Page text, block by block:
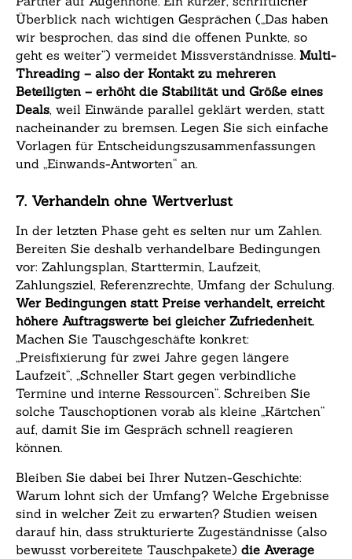
Überblick nach wichtigen Gesprächen („Das haben
wir besprochen, das sind die offenen Punkte, so
geht es weiter“) vermeidet Missverständnisse. Multi-
Threading – also der Kontakt zu mehreren
Beteiligten – erhöht die Stabilität und Größe eines
Deals, weil Einwände parallel geklärt werden, statt
nacheinander zu bremsen. Legen Sie sich einfache
Vorlagen für Entscheidungszusammenfassungen
und „Einwands-Antworten“ an.
7. Verhandeln ohne Wertverlust
In der letzten Phase geht es selten nur um Zahlen.
Bereiten Sie deshalb verhandelbare Bedingungen
vor: Zahlungsplan, Starttermin, Laufzeit,
Zahlungsziel, Referenzrechte, Umfang der Schulung.
Wer Bedingungen statt Preise verhandelt, erreicht
höhere Auftragswerte bei gleicher Zufriedenheit.
Machen Sie Tauschgeschäfte konkret:
„Preisfixierung für zwei Jahre gegen längere
Laufzeit“, „Schneller Start gegen verbindliche
Termine und interne Ressourcen“. Schreiben Sie
solche Tauschoptionen vorab als kleine „Kärtchen“
auf, damit Sie im Gespräch schnell reagieren
können.
Bleiben Sie dabei bei Ihrer Nutzen-Geschichte:
Warum lohnt sich der Umfang? Welche Ergebnisse
sind in welcher Zeit zu erwarten? Studien weisen
darauf hin, dass strukturierte Zugeständnisse (also
bewusst vorbereitete Tauschpakete) die Average